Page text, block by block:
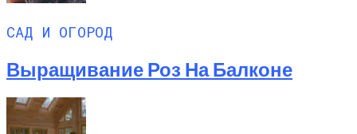
САД И ОГОРОД
Выращивание Роз На Балконе